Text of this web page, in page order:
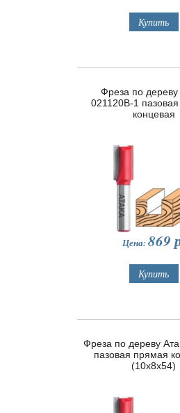
Фреза по дереву
021120В-1
концевая
Цена:869
Фреза по дереву
пазовая прямая
(10х8х54)